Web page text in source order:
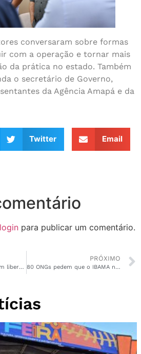
conversaram sobre formas
com a operação e tornar mais
da prática no estado. Também
o secretário de Governo,
da Agência Amapá e da
Twitter Email
login para publicar um comentário.
Oiapoque: Justiça põe em liberdade mãe acusada de torturar e abandonar os próprios filhos
PRÓXIMO
80 ONGs pedem que o IBAMA não permita exploração de petróleo no Amapá